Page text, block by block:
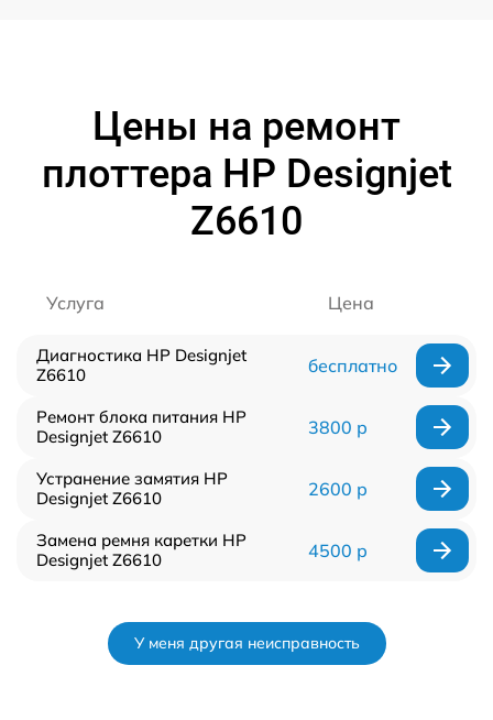
Цены на ремонт
плоттера HP Designjet
Z6610
Услуга Цена
Диагностика HP Designjet
Z6610
бесплатно
Ремонт блока питания HP
Designjet Z6610
3800 р
Устранение замятия HP
Designjet Z6610
2600 р
Замена ремня каретки HP
Designjet Z6610
4500 р
У меня другая неисправность